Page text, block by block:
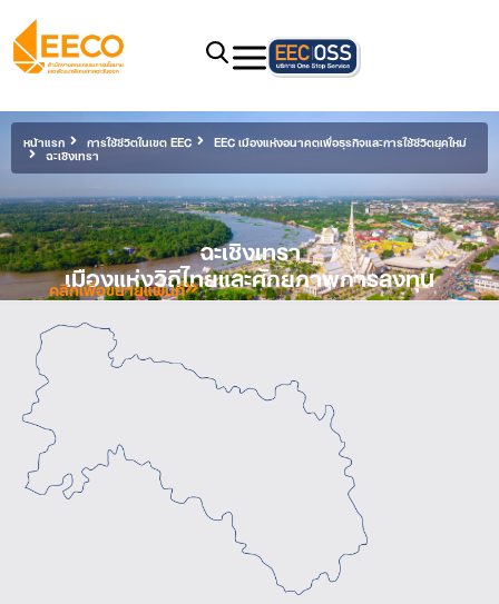
หน้าแรก การใช้ชีวิตในเขต EEC EEC เมืองแห่งอนาคตเพื่อธุรกิจและการใช้ชีวิตยุคใหม่
ฉะเชิงเทรา
ฉะเชิงเทรา
เมืองแห่งวิถีไทยและศักยภาพการลงทุน
คลิกเพื่อขยายแผนที่